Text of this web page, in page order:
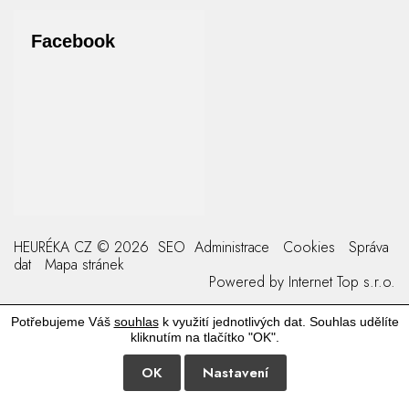
Facebook
HEURÉKA CZ © 2026 SEO Administrace Cookies
Správa
dat
Mapa stránek
Powered by Internet Top s.r.o.
Potřebujeme Váš souhlask využití jednotlivých dat. Souhlas udělíte
kliknutím na tlačítko "OK".
OK Nastavení